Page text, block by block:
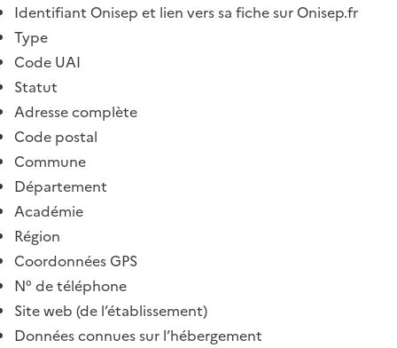
Identifiant Onisep et lien vers sa fiche sur Onisep.fr
Type
Code UAI
Statut
Adresse complète
Code postal
Commune
Département
Académie
Région
Coordonnées GPS
N° de téléphone
Site web (de l’établissement)
Données connues sur l’hébergement